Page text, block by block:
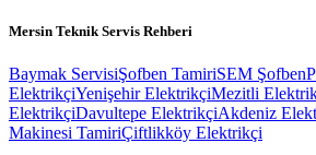
Mersin Teknik Servis Rehberi
Baymak ServisiŞofben TamiriSEM Şofben
ElektrikçiYenişehir ElektrikçiMezitli
ElektrikçiDavultepe ElektrikçiAkdeniz
Makinesi TamiriÇiftlikköy Elektrikçi